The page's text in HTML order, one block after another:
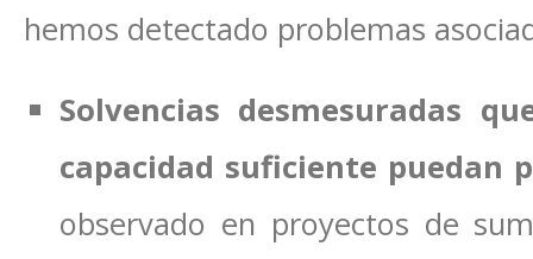
hemos detectado problemas
Solvencias desmesuradas
capacidad suficiente puedan
observado en proyectos de